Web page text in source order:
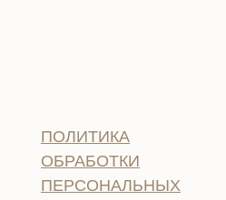
ПОЛИТИКА
ОБРАБОТКИ
ПЕРСОНАЛЬНЫХ